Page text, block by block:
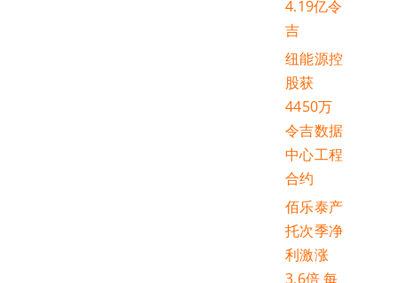
4.19亿令
吉
纽能源控
股获
4450万
令吉数据
中心工程
合约
佰乐泰产
托次季净
利激涨
3.6倍 每